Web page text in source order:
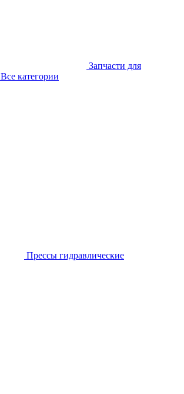
Запчасти для
Все категории
Прессы гидравлические